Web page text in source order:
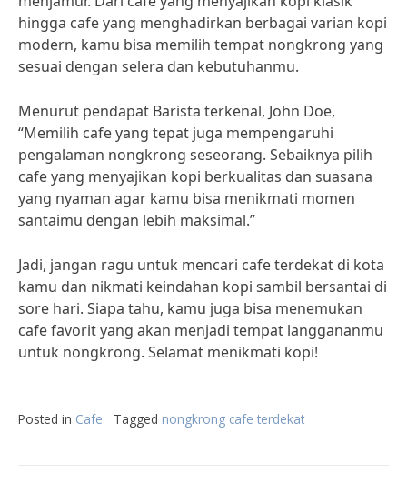
hingga cafe yang menghadirkan berbagai varian kopi
modern, kamu bisa memilih tempat nongkrong yang
sesuai dengan selera dan kebutuhanmu.
Menurut pendapat Barista terkenal, John Doe,
“Memilih cafe yang tepat juga mempengaruhi
pengalaman nongkrong seseorang. Sebaiknya pilih
cafe yang menyajikan kopi berkualitas dan suasana
yang nyaman agar kamu bisa menikmati momen
santaimu dengan lebih maksimal.”
Jadi, jangan ragu untuk mencari cafe terdekat di kota
kamu dan nikmati keindahan kopi sambil bersantai di
sore hari. Siapa tahu, kamu juga bisa menemukan
cafe favorit yang akan menjadi tempat langgananmu
untuk nongkrong. Selamat menikmati kopi!
Posted in Cafe Tagged nongkrong cafe terdekat